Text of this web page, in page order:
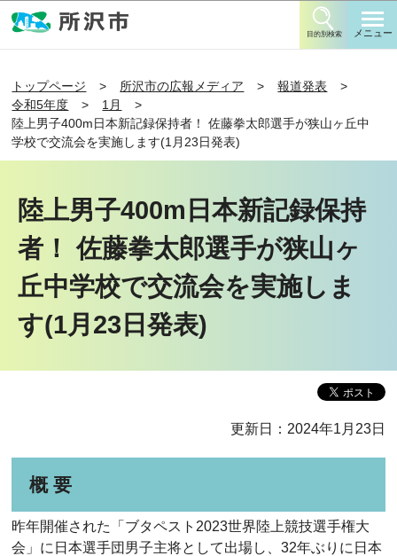
目的別検索 メニュー
トップページ 所沢市の広報メディア
報道発表
令和5年度
1月
陸上男子400m日本新記録保持者！ 佐藤拳太郎選手が狭山ヶ丘中
学校で交流会を実施します(1月23日発表)
陸上男子400m日本新記録保持
者！ 佐藤拳太郎選手が狭山ヶ
丘中学校で交流会を実施しま
す(1月23日発表)
更新日：2024年1月23日
概 要
昨年開催された「ブタペスト2023世界陸上競技選手権大
会」に日本選手団男子主将として出場し、32年ぶりに日本